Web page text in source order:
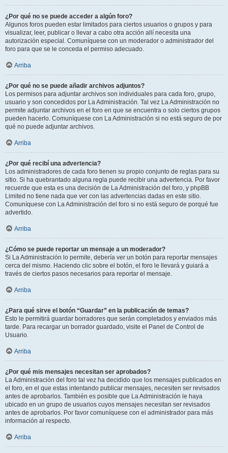
¿Por qué no se puede acceder a algún foro?
Algunos foros pueden estar limitados para ciertos usuarios o grupos y para
visualizar, leer, publicar o llevar a cabo otra acción allí necesita una
autorización especial. Comuníquese con un moderador o administrador del
foro para que se le conceda el permiso adecuado.
Arriba
¿Por qué no se puede añadir archivos adjuntos?
Los permisos para adjuntar archivos son individuales para cada foro, grupo,
usuario y son concedidos por La Administración. Tal vez La Administración no
permite adjuntar archivos en el foro en que se encuentra o solo ciertos grupos
pueden hacerlo. Comuníquese con La Administración si no está seguro de por
qué no puede adjuntar archivos.
Arriba
¿Por qué recibí una advertencia?
Los administradores de cada foro tienen su propio conjunto de reglas para su
sitio. Si ha quebrantado alguna regla puede recibir una advertencia. Por favor
recuerde que esta es una decisión de La Administración del foro, y phpBB
Limited no tiene nada que ver con las advertencias dadas en este sitio.
Comuníquese con La Administración del foro si no está seguro de porqué fue
advertido.
Arriba
¿Cómo se puede reportar un mensaje a un moderador?
Si La Administración lo permite, debería ver un botón para reportar mensajes
cerca del mismo. Haciendo clic sobre el botón, el foro le llevará y guiará a
través de ciertos pasos necesarios para reportar el mensaje.
Arriba
¿Para qué sirve el botón “Guardar” en la publicación de temas?
Esto le permitirá guardar borradores que serán completados y enviados más
tarde. Para recargar un borrador guardado, visite el Panel de Control de
Usuario.
Arriba
¿Por qué mis mensajes necesitan ser aprobados?
La Administración del foro tal vez ha decidido que los mensajes publicados en
el foro, en el que estas intentando publicar mensajes, necesiten ser revisados
antes de aprobarlos. También es posible que La Administración le haya
ubicado en un grupo de usuarios cuyos mensajes necesitan ser revisados
antes de aprobarlos. Por favor comuníquese con el administrador para más
información al respecto.
Arriba